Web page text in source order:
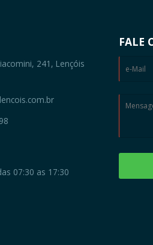
241, Lençóis
07:30 as 17:30
FALE